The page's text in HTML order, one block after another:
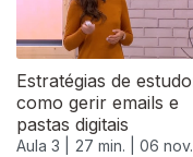
Estratégias de
como gerir emails e
pastas digitais
Aula 3 | 27 min. | 06